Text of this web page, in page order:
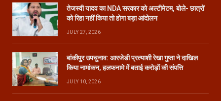
तेजस्वी यादव का NDA सरकार को अल्टीमेटम, बोले- छात्रों
को रिहा नहीं किया तो होगा बड़ा आंदोलन
JULY 27, 2026
बांकीपुर उपचुनाव: आरजेडी प्रत्याशी रेखा गुप्ता ने दाखिल
किया नामांकन, हलफनामे में बताई करोड़ों की संपत्ति
JULY 10, 2026